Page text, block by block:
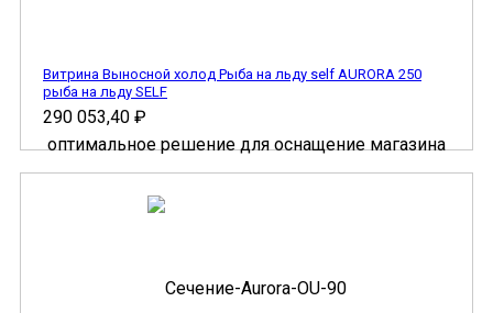
Витрина Выносной холод Рыба на льду self AURORA 250
рыба на льду SELF
290 053,40 ₽